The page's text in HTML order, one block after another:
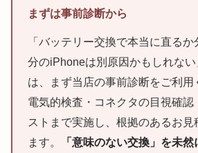
まずは事前診断から
「バッテリー交換で本当に直る
分のiPhoneは別原因かもしれな
は、まず当店の事前診断をご利用
電気的検査・コネクタの目視確認
ストまで実施し、根拠のあるお見
ます。
「意味のない交換」を未然